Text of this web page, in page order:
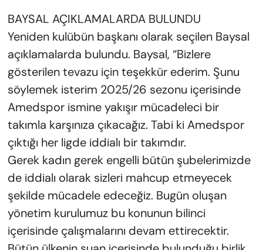
BAYSAL AÇIKLAMALARDA BULUNDU
Yeniden kulübün başkanı olarak seçilen Baysal
açıklamalarda bulundu. Baysal, “Bizlere
gösterilen tevazu için teşekkür ederim. Şunu
söylemek isterim 2025/26 sezonu içerisinde
Amedspor ismine yakışır mücadeleci bir
takımla karşınıza çıkacağız. Tabi ki Amedspor
çıktığı her ligde iddialı bir takımdır.
Gerek kadın gerek engelli bütün şubelerimizde
de iddialı olarak sizleri mahcup etmeyecek
şekilde mücadele edeceğiz. Bugün oluşan
yönetim kurulumuz bu konunun bilinci
içerisinde çalışmalarını devam ettirecektir.